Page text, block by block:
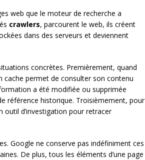
web que le moteur de recherche a
crawlers, parcourent le web, ils créent
dans des serveurs et deviennent
concrètes. Premièrement, quand
cache permet de consulter son contenu
a été modifiée ou supprimée
référence historique. Troisièmement, pour
outil d’investigation pour retracer
Google ne conserve pas indéfiniment ces
De plus, tous les éléments d’une page